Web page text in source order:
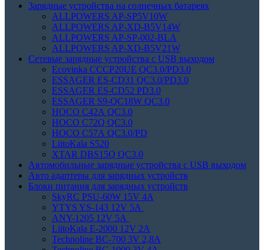
Зарядные устройства на солнечных батареях
ALLPOWERS AP-SP5V10W
ALLPOWERS AP-XD-B5V14W
ALLPOWERS AP-SP-002-BLA
ALLPOWERS AP-XD-B5V21W
Сетевые зарядные устройства с USB выходом
Ecovinka CCCP20UE QC3.0/PD3.0
ESSAGER ES-CD31 QC3.0/PD3.0
ESSAGER ES-CD52 PD3.0
ESSAGER S9-QC18W QC3.0
HOCO C42A QC3.0
HOCO C72Q QC3.0
HOCO C57A QC3.0/PD
LiitoKala S520
XTAR DBS15Q QC3.0
Автомобильные зарядные устройства с USB выходом
Авто адаптеры для зарядных устройств
Блоки питания для зарядных устройств
SkyRC PSU-60W 15V 4A
YTYS YS-143 12V 5A
ANY-1205 12V 5A
LiitoKala E-2000 12V 2A
Technoline BC-700 3V 2,8A